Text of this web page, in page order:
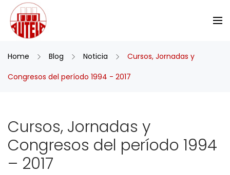
Home Blog Noticia
Cursos, Jornadas y
Congresos del período 1994 - 2017
Cursos, Jornadas y
Congresos del período 1994
– 2017